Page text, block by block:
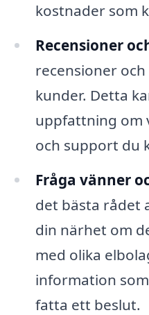
kostnader som
Recensioner
recensioner
kunder. Detta
uppfattning om
och support du
Fråga vänner
det bästa rådet
din närhet om
med olika
information
fatta ett beslut.